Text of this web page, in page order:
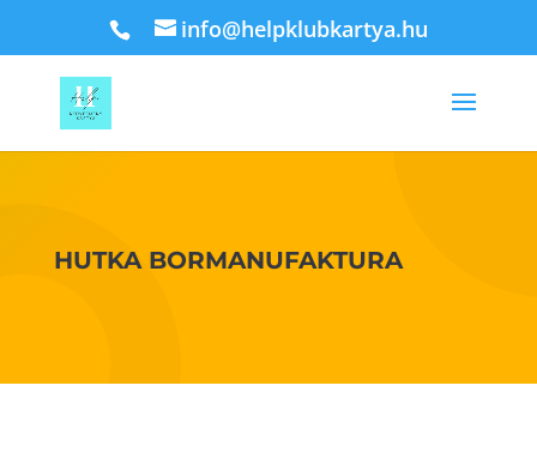
info@helpklubkartya.hu
HUTKA BORMANUFAKTURA